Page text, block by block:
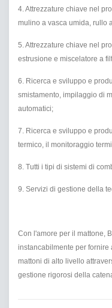
4. Attrezzature chiave nel
mulino a vasca umida, rullo
5. Attrezzature chiave nel
estrusione e miscelatore a
6. Ricerca e sviluppo e
smistamento, impilaggio di
automatici;
7. Ricerca e sviluppo e
termico, il monitoraggio
8. Tutti i tipi di sistemi di
9. Servizi di gestione della
Con l'amore per il mattone,
instancabilmente per
mattoni di alto livello
gestione rigorosi della